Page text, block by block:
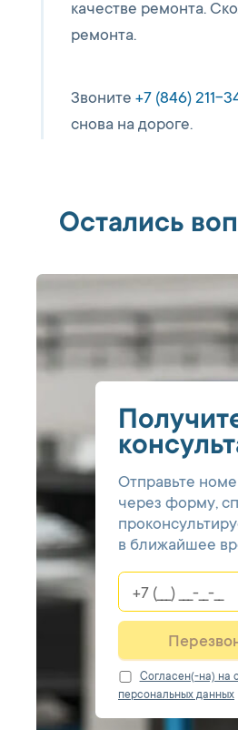
качестве ремонта.
ремонта.
Звоните +7 (846) 211-
снова на дороге.
Остались
Отправьте
через форму,
в ближайшее
Cогласен(-на) на
персональных данных